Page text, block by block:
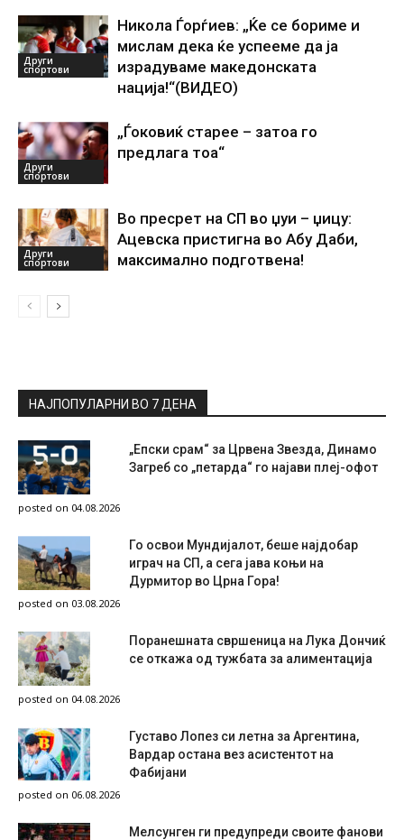
Други
спортови
Никола Ѓорѓиев: „Ќе се бориме и
мислам дека ќе успееме да ја
израдуваме македонската
нација!“(ВИДЕО)
Други
спортови
„Ѓоковиќ старее – затоа го
предлага тоа“
Други
спортови
Во пресрет на СП во џуи – џицу:
Ацевска пристигна во Абу Даби,
максимално подготвена!
НАЈПОПУЛАРНИ ВО 7 ДЕНА
„Епски срам“ за Црвена Звезда, Динамо
Загреб со „петарда“ го најави плеј-офот
posted on 04.08.2026
Го освои Мундијалот, беше најдобар
играч на СП, а сега јава коњи на
Дурмитор во Црна Гора!
posted on 03.08.2026
Поранешната свршеница на Лука Дончиќ
се откажа од тужбата за алиментација
posted on 04.08.2026
Густаво Лопез си летна за Аргентина,
Вардар остана вез асистентот на
Фабијани
posted on 06.08.2026
Мелсунген ги предупреди своите фанови